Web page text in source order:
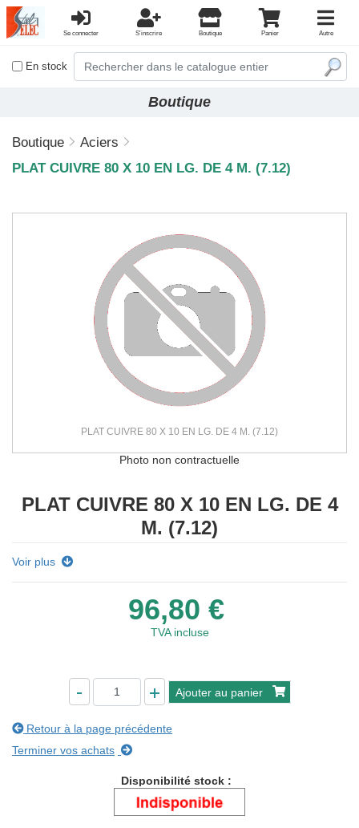
Se connecter S'inscrire Boutique Panier Autre
En stock
Boutique
Boutique
Aciers
PLAT CUIVRE 80 X 10 EN LG. DE 4 M. (7.12)
PLAT CUIVRE 80 X 10 EN LG. DE 4 M. (7.12)
Photo non contractuelle
PLAT CUIVRE 80 X 10 EN LG. DE 4
M. (7.12)
Voir plus
96,80 €
TVA incluse
Ajouter au panier
Retour à la page précédente
Terminer vos achats
Disponibilité stock